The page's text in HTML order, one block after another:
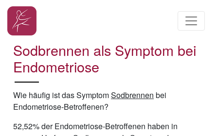
Sodbrennen als Symptom bei
Endometriose
Wie häufig ist das SymptomSodbrennen bei
Endometriose-Betroffenen?
52,52% der Endometriose-Betroffenen haben in